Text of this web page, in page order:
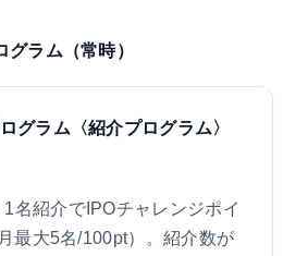
グラム（常時）
グラム〈紹介プログラム〉
1名紹介でIPOチャレンジポイ
最大5名/100pt）。紹介数が